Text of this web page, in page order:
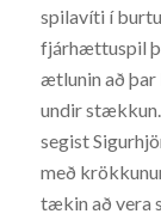
spilavíti í
fjárhættuspil
ætlunin að þar
undir stækkun.
segist
með
tækin að vera